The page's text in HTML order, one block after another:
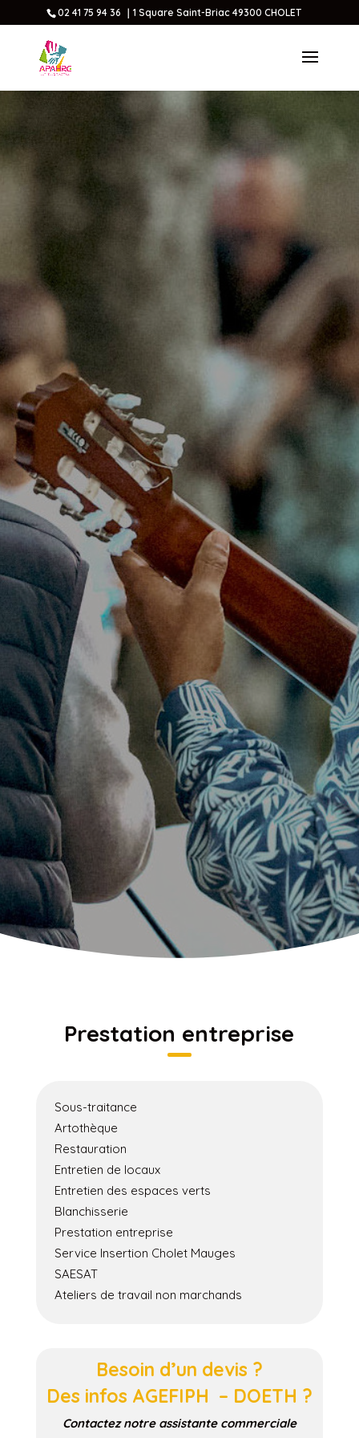
02 41 75 94 36 ｜1 Square Saint-Briac 49300 CHOLET
Prestation entreprise
Sous-traitance
Artothèque
Restauration
Entretien de locaux
Entretien des espaces verts
Blanchisserie
Prestation entreprise
Service Insertion Cholet Mauges
SAESAT
Ateliers de travail non marchands
Besoin d’un devis ?
Des infos AGEFIPH – DOETH ?
Contactez notre assistante commerciale